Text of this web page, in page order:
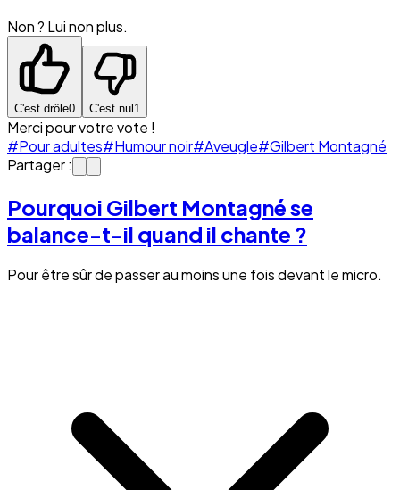
Non ? Lui non plus.
C'est drôle0 C'est nul 1
Merci pour votre vote !
#Pour adultes#Humour noir#Aveugle#Gilbert Montagné
Partager :
Pourquoi Gilbert Montagné se
balance-t-il quand il chante ?
Pour être sûr de passer au moins une fois devant le micro.